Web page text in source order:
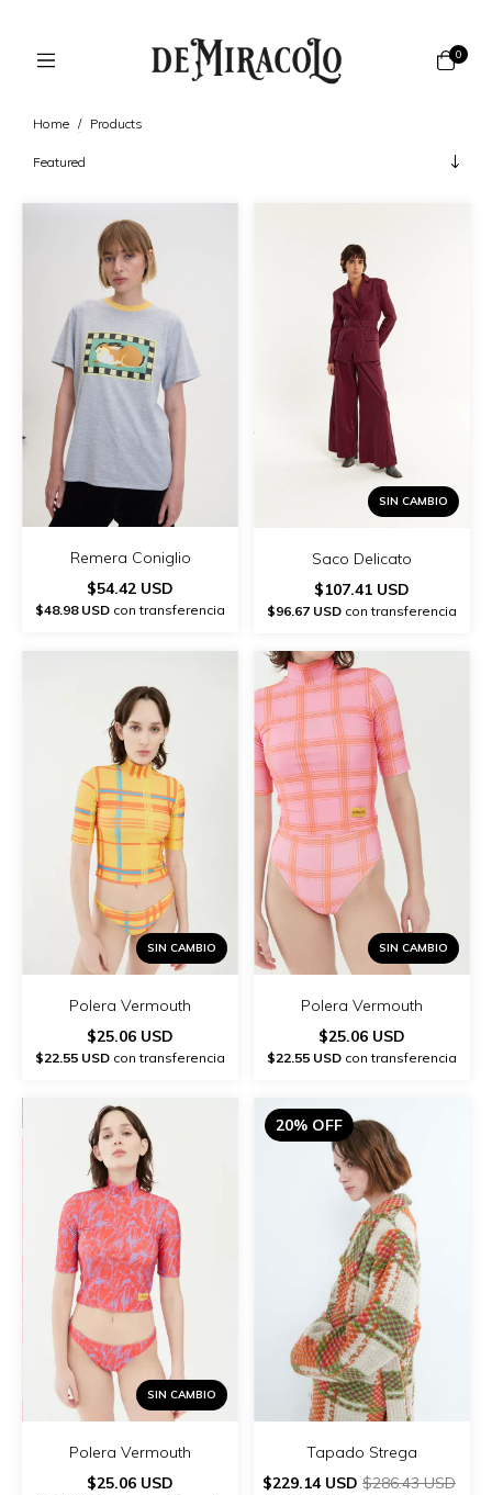
0
Home / Products
Remera Coniglio
$54.42 USD
$48.98 USD con transferencia
SIN CAMBIO
Saco Delicato
$107.41 USD
$96.67 USD con transferencia
SIN CAMBIO
Polera Vermouth
$25.06 USD
$22.55 USD con transferencia
SIN CAMBIO
Polera Vermouth
$25.06 USD
$22.55 USD con transferencia
SIN CAMBIO
Polera Vermouth
$25.06 USD
20% OFF
Tapado Strega
$229.14 USD $286.43 USD